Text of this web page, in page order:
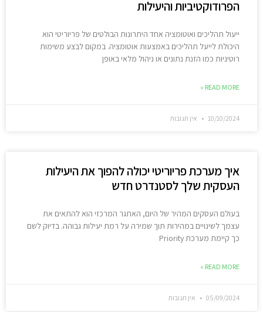
הפרודוקטיביות והיעילות
ייעול תהליכים ואוטומציה אחד היתרונות הבולטים של פריוריטי הוא
היכולת לייעל תהליכים באמצעות אוטומציה. במקום לבצע משימות
רוטיניות כמו הזנת נתונים או ניהול מלאי באופן
READ MORE »
10/10/2024 אין תגובות
איך מערכת פריוריטי יכולה להפוך את היעילות
העסקית שלך לסטנדרט חדש
בעולם העסקים המהיר של היום, האתגר המרכזי הוא להתאים את
עצמך לשינויים במהירות תוך שמירה על רמת יעילות גבוהה. בדיוק לשם
כך קיימת מערכת Priority
READ MORE »
05/09/2024 אין תגובות